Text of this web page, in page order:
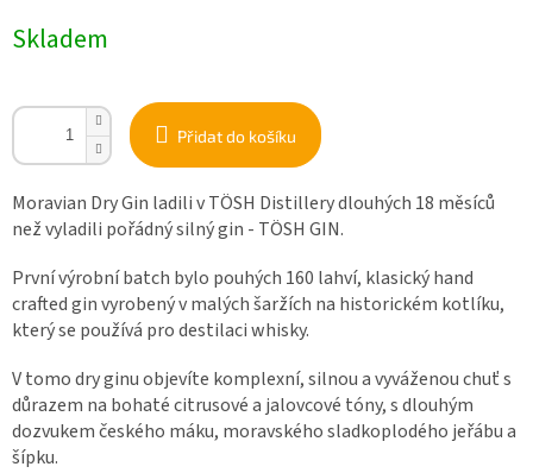
cena:
Skladem
Přidat do košíku
Moravian Dry Gin ladili v TÖSH Distillery dlouhých 18 měsíců
než vyladili pořádný silný gin - TÖSH GIN.
První výrobní batch bylo pouhých 160 lahví, klasický hand
crafted gin vyrobený v malých šaržích na historickém kotlíku,
který se používá pro destilaci whisky.
V tomo dry ginu objevíte komplexní, silnou a vyváženou chuť s
důrazem na bohaté citrusové a jalovcové tóny, s dlouhým
dozvukem českého máku, moravského sladkoplodého jeřábu a
šípku.